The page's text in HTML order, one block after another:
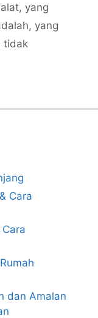
, yang
, yang
tidak
Cara
dan Amalan